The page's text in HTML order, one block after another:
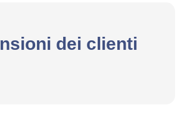
dei clienti